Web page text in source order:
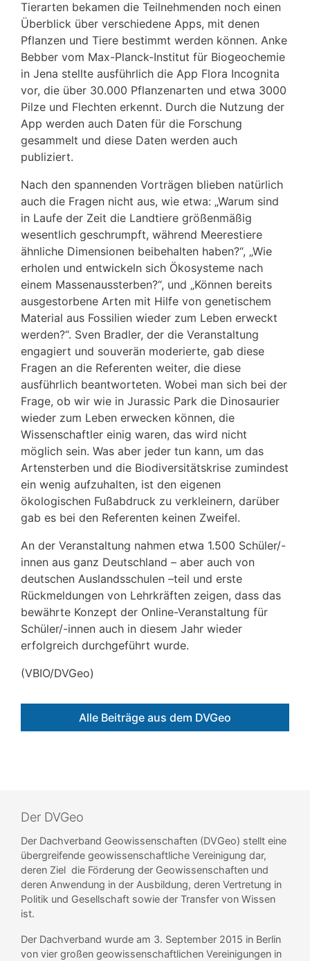
Tierarten bekamen die Teilnehmenden noch einen
Überblick über verschiedene Apps, mit denen
Pflanzen und Tiere bestimmt werden können. Anke
Bebber vom Max-Planck-Institut für Biogeochemie
in Jena stellte ausführlich die App Flora Incognita
vor, die über 30.000 Pflanzenarten und etwa 3000
Pilze und Flechten erkennt. Durch die Nutzung der
App werden auch Daten für die Forschung
gesammelt und diese Daten werden auch
publiziert.
Nach den spannenden Vorträgen blieben natürlich
auch die Fragen nicht aus, wie etwa: „Warum sind
in Laufe der Zeit die Landtiere größenmäßig
wesentlich geschrumpft, während Meerestiere
ähnliche Dimensionen beibehalten haben?“, „Wie
erholen und entwickeln sich Ökosysteme nach
einem Massenaussterben?“, und „Können bereits
ausgestorbene Arten mit Hilfe von genetischem
Material aus Fossilien wieder zum Leben erweckt
werden?“. Sven Bradler, der die Veranstaltung
engagiert und souverän moderierte, gab diese
Fragen an die Referenten weiter, die diese
ausführlich beantworteten. Wobei man sich bei der
Frage, ob wir wie in Jurassic Park die Dinosaurier
wieder zum Leben erwecken können, die
Wissenschaftler einig waren, das wird nicht
möglich sein. Was aber jeder tun kann, um das
Artensterben und die Biodiversitätskrise zumindest
ein wenig aufzuhalten, ist den eigenen
ökologischen Fußabdruck zu verkleinern, darüber
gab es bei den Referenten keinen Zweifel.
An der Veranstaltung nahmen etwa 1.500 Schüler/-
innen aus ganz Deutschland – aber auch von
deutschen Auslandsschulen –teil und erste
Rückmeldungen von Lehrkräften zeigen, dass das
bewährte Konzept der Online-Veranstaltung für
Schüler/-innen auch in diesem Jahr wieder
erfolgreich durchgeführt wurde.
(VBIO/DVGeo)
Alle Beiträge aus dem DVGeo
Der DVGeo
Der Dachverband Geowissenschaften (DVGeo) stellt eine
übergreifende geowissenschaftliche Vereinigung dar,
deren Ziel die Förderung der Geowissenschaften und
deren Anwendung in der Ausbildung, deren Vertretung in
Politik und Gesellschaft sowie der Transfer von Wissen
ist.
Der Dachverband wurde am 3. September 2015 in Berlin
von vier großen geowissenschaftlichen Vereinigungen in